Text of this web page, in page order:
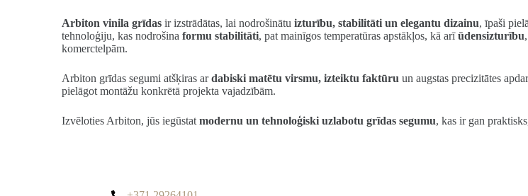
Arbiton vinila grīdas ir izstrādātas, lai nodrošinātuizturību, stabilitāti un elegantu dizainu, īpaši
tehnoloģiju, kas nodrošinaformu stabilitāti, pat mainīgos temperatūras apstākļos, kā arīūdensizturību
komerctelpām.
Arbiton grīdas segumi atšķiras ardabiski matētu virsmu, izteiktu faktūru un augstas precizitātes
pielāgot montāžu konkrētā projekta vajadzībām.
Izvēloties Arbiton, jūs iegūstatmodernu un tehnoloģiski uzlabotu grīdas segumu, kas ir gan